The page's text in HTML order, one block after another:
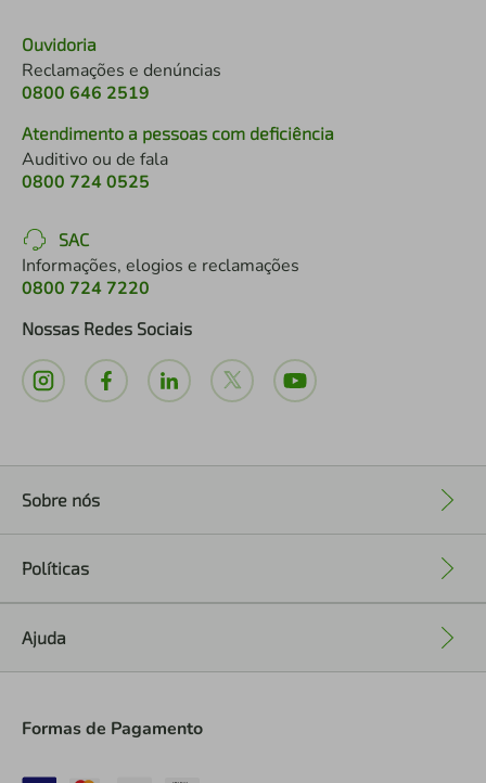
Ouvidoria
Reclamações e denúncias
0800 646 2519
Atendimento a pessoas com deficiência
Auditivo ou de fala
0800 724 0525
SAC
Informações, elogios e reclamações
0800 724 7220
Nossas Redes Sociais
Sobre nós
Políticas
Ajuda
Formas de Pagamento